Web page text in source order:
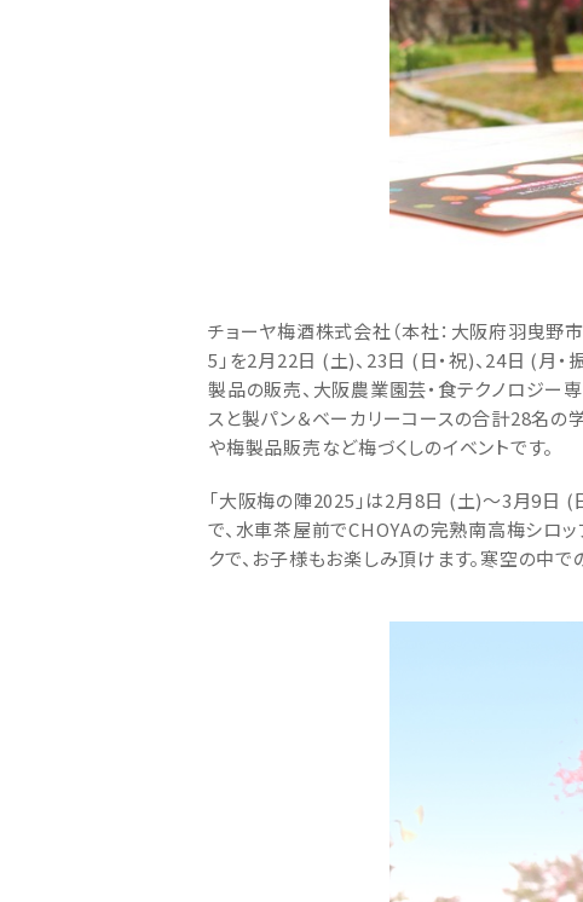
チョーヤ梅酒株式会社（本社：大阪府羽曳野
5」を2月22日 (土)、23日 (日・祝)、24日 (月
製品の販売、大阪農業園芸・食テクノロジー
スと製パン＆ベーカリーコースの合計28名
や梅製品販売など梅づくしのイベントです。
「大阪梅の陣2025」は2月8日 (土)～3月9日
で、水車茶屋前でCHOYAの完熟南高梅シロッ
クで、お子様もお楽しみ頂けます。寒空の中